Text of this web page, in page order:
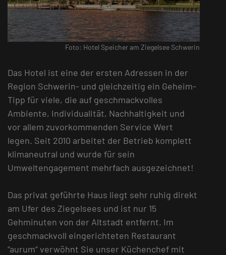
Foto: Hotel Speicher am Ziegelsee Schwerin
Das Hotel ist eine der ersten Adressen in der
Region Schwerin- und gleichzeitig ein Geheim-
Tipp für viele, die auf geschmackvolles
Ambiente, Individualität, Nachhaltigkeit und
vor allem zuvorkommenden Service Wert
legen. Seit 2010 arbeitet der Betrieb komplett
klimaneutral und wurde für sein
Umweltengagement mehrfach ausgezeichnet!
Das privat geführte Haus liegt sehr ruhig direkt
am Ufer des Ziegelsees und ist nur 15
Gehminuten von der Altstadt entfernt. Im
geschmackvoll eingerichteten Restaurant
“aurum“ verwöhnt Sie unser Küchenchef mit